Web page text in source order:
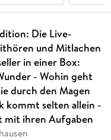
Die Live-
und Mitlachen
in einer Box:
- Wohin geht
durch den Magen
kommt selten allein -
mit ihren Aufgaben